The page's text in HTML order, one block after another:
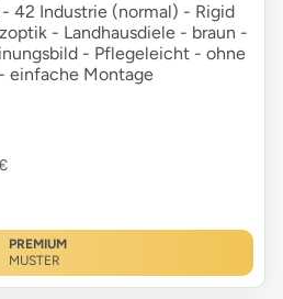
42 Industrie (normal) - Rigid
- Landhausdiele - braun -
- Pflegeleicht - ohne
einfache Montage
PREMIUM
MUSTER